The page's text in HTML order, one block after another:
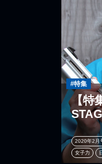
#特集
【特
2020年2月
女子力